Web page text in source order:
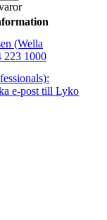
(Wella
223 1000
e-post till Lyko